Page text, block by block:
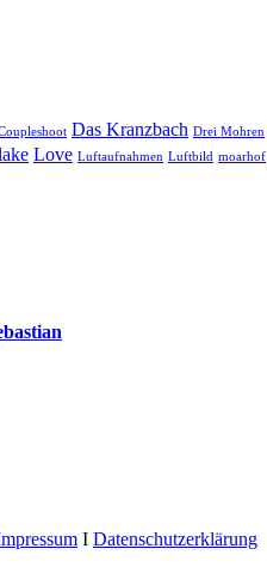
Das Kranzbach Drei Mohren
Love Luftaufnahmen Luftbild moarhof
I Datenschutzerklärung